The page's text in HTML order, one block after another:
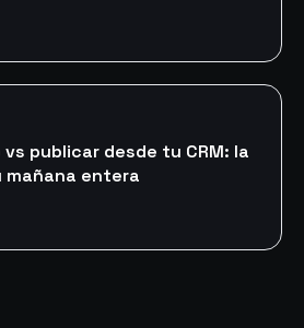
publicar desde tu CRM: la
entera